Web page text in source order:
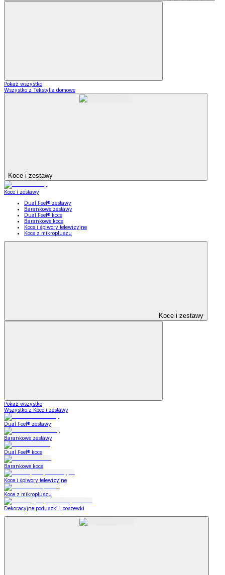
Pokaż wszystko
Wszystko z Tekstylia domowe
Koce i zestawy
Koce i zestawy
Dual Feel® zestawy
Barankowe zestawy
Dual Feel® koce
Barankowe koce
Koce i śpiwory telewizyjne
Koce z mikropluszu
Koce i zestawy
Pokaż wszystko
Wszystko z Koce i zestawy
Dual Feel® zestawy
Barankowe zestawy
Dual Feel® koce
Barankowe koce
Koce i śpiwory telewizyjne
Koce z mikropluszu
Dekoracyjne poduszki i poszewki